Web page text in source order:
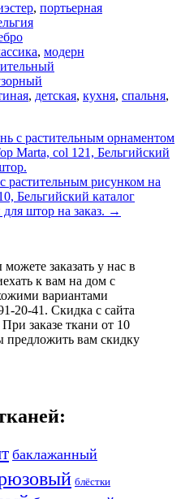
, портьерная
, модерн
, детская, кухня, спальня,
с растительным орнаментом
Marta, col 121, Бельгийский
растительным рисунком на
Бельгийский каталог
штор на заказ. →
заказать у нас в
к вам на дом с
вариантами
20-41. Скидка с сайта
заказе ткани от 10
вам скидку
баклажанный
блёстки